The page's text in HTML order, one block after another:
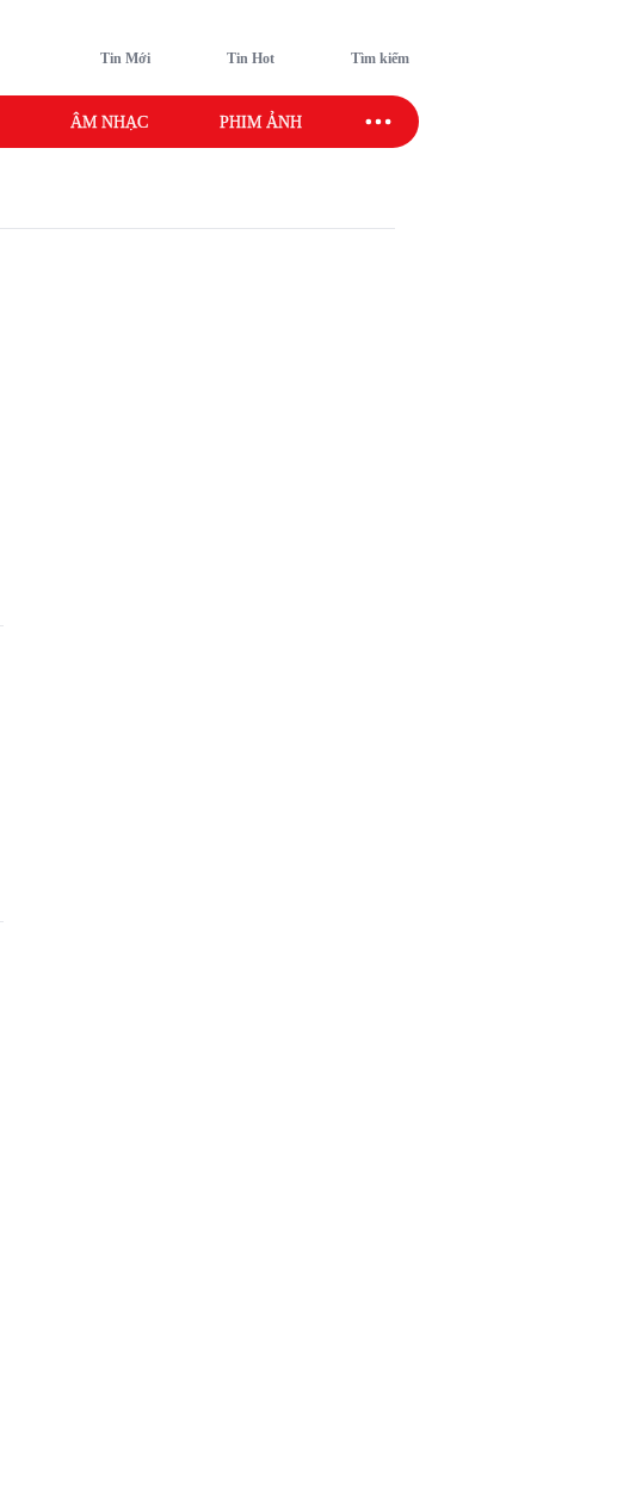
Tin Mới Tin Hot Tìm kiếm
ÂM NHẠC PHIM ẢNH SAO SPORT